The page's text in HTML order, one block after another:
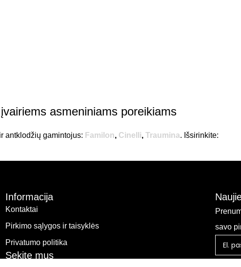
asmeniniams poreikiams
antklodžių gamintojus: Familon, Cinelli, Traumina. Išsirinkite:
Informacija
Kontaktai
Pirkimo sąlygos ir taisyklės
Privatumo politika
Sekite mus
savo